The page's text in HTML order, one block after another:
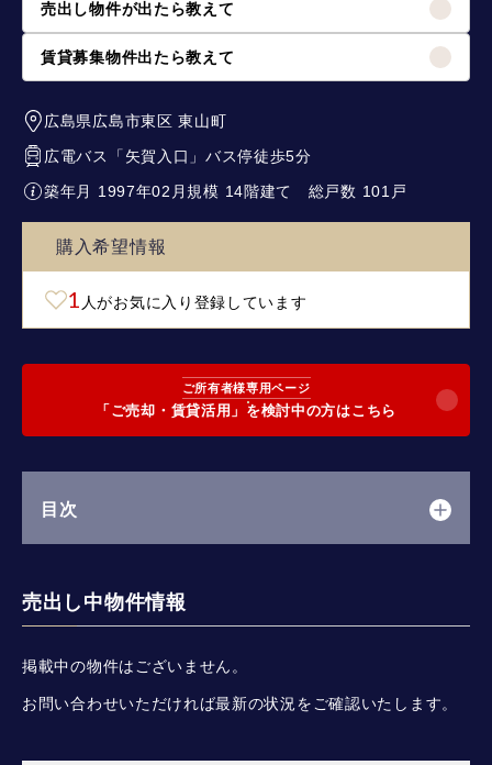
売出し物件が出たら教えて
賃貸募集物件出たら教えて
広島県広島市東区 東山町
広電バス「矢賀入口」バス停徒歩5分
築年月 1997年02月規模 14階建て 総戸数 101戸
購入希望情報
1 人がお気に入り登録しています
ご所有者様専用ページ
「ご売却・賃貸活用」を検討中の方はこちら
目次
売出し中物件情報
掲載中の物件はございません。
お問い合わせいただければ最新の状況をご確認いたします。